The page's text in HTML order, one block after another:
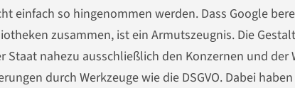
einfach so hingenommen werden. Dass Google
zusammen, ist ein Armutszeugnis. Die
Staat nahezu ausschließlich den Konzernen und
durch Werkzeuge wie die DSGVO. Dabei